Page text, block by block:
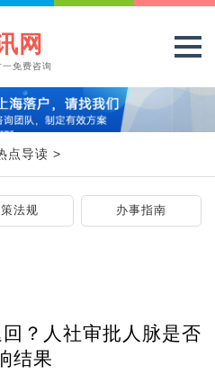
网
免费咨询
点导读 >
法规 办事指南
回？人社审批人脉是否
结果